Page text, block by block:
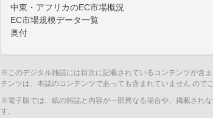
中東・アフリカのEC市場概況
EC市場規模データ一覧
奥付
※このデジタル雑誌には目次に記載されているコンテンツが含
テンツは、本誌のコンテンツであっても含まれていません ので
※電子版では、紙の雑誌と内容が一部異なる場合や、掲載され
す。